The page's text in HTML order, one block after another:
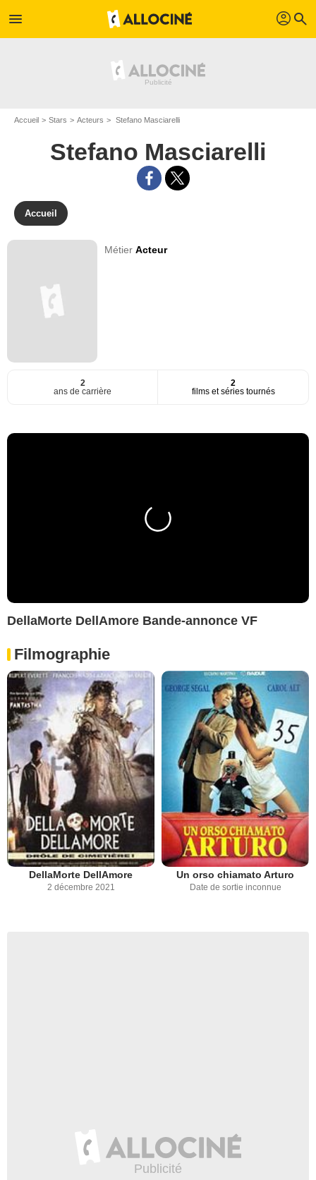
menu profil search
Accueil Stars Acteurs Stefano Masciarelli
Stefano Masciarelli
Accueil
MétierActeur
2
ans de carrière
2
films et séries tournés
DellaMorte DellAmore Bande-annonce VF
Filmographie
DellaMorte DellAmore
2 décembre 2021
Un orso chiamato Arturo
Date de sortie inconnue